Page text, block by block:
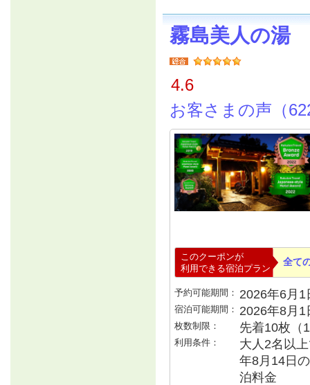
霧島美人の湯
4.6
お客さまの声（
このクーポンが
利用できる宿泊プラン
全て
予約可能期間： 2026年6月
宿泊可能期間： 2026年8月
枚数制限： 先着10枚（
利用条件：
大人2名以
年8月14日
泊料金